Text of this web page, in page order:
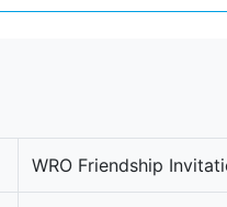
WRO Friendship